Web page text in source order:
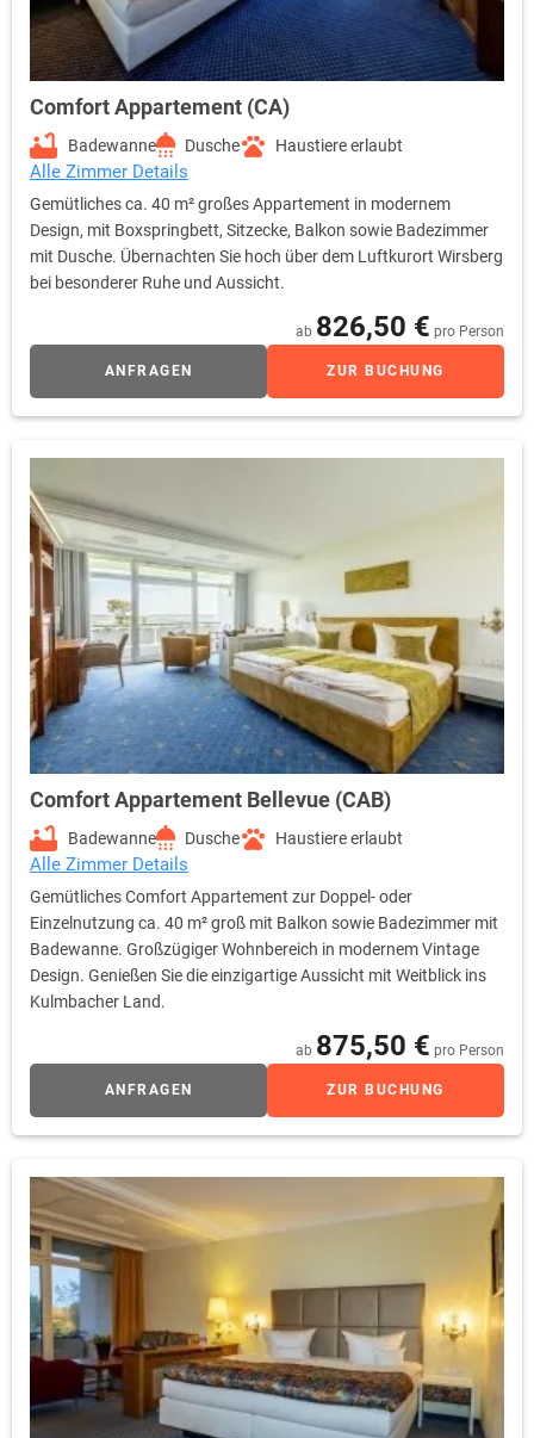
Comfort Appartement (CA)
Badewanne Dusche Haustiere erlaubt
Alle Zimmer Details
Gemütliches ca. 40 m² großes Appartement in modernem
Design, mit Boxspringbett, Sitzecke, Balkon sowie Badezimmer
mit Dusche. Übernachten Sie hoch über dem Luftkurort Wirsberg
bei besonderer Ruhe und Aussicht.
ab 826,50 € pro Person
ANFRAGEN ZUR BUCHUNG
Comfort Appartement Bellevue (CAB)
Badewanne Dusche Haustiere erlaubt
Alle Zimmer Details
Gemütliches Comfort Appartement zur Doppel- oder
Einzelnutzung ca. 40 m² groß mit Balkon sowie Badezimmer mit
Badewanne. Großzügiger Wohnbereich in modernem Vintage
Design. Genießen Sie die einzigartige Aussicht mit Weitblick ins
Kulmbacher Land.
ab 875,50 € pro Person
ANFRAGEN ZUR BUCHUNG